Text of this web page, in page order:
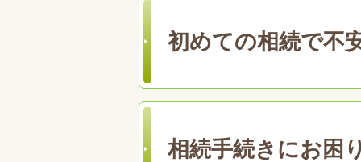
初めての相続で不
相続手続きにお困